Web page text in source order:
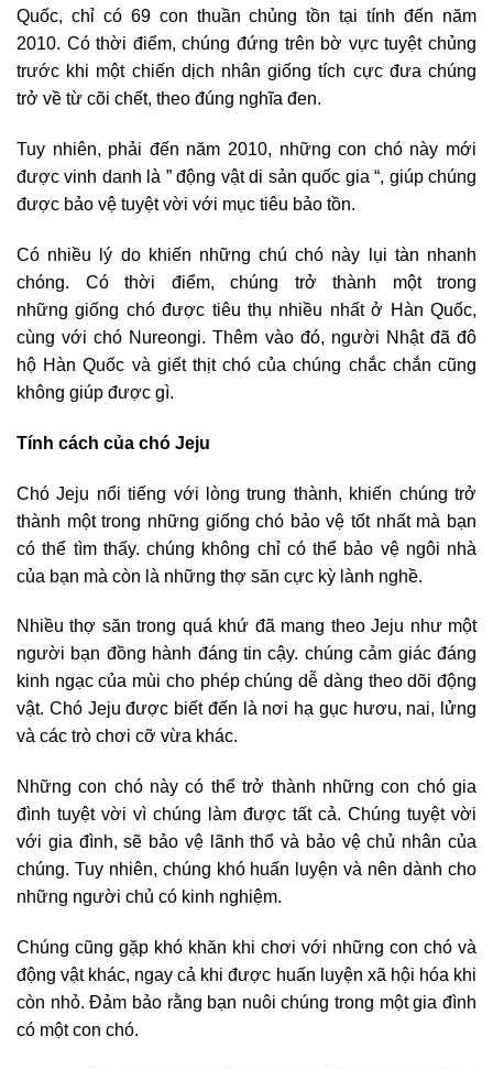
Quốc, chỉ có 69 con thuần chủng tồn tại tính đến năm
2010. Có thời điểm, chúng đứng trên bờ vực tuyệt chủng
trước khi một chiến dịch nhân giống tích cực đưa chúng
trở về từ cõi chết, theo đúng nghĩa đen.
Tuy nhiên, phải đến năm 2010, những con chó này mới
được vinh danh là ” động vật di sản quốc gia “, giúp chúng
được bảo vệ tuyệt vời với mục tiêu bảo tồn.
Có nhiều lý do khiến những chú chó này lụi tàn nhanh
chóng. Có thời điểm, chúng trở thành một trong
những giống chó được tiêu thụ nhiều nhất ở Hàn Quốc,
cùng với chó Nureongi. Thêm vào đó, người Nhật đã đô
hộ Hàn Quốc và giết thịt chó của chúng chắc chắn cũng
không giúp được gì.
Tính cách của chó Jeju
Chó Jeju nổi tiếng với lòng trung thành, khiến chúng trở
thành một trong những giống chó bảo vệ tốt nhất mà bạn
có thể tìm thấy. chúng không chỉ có thể bảo vệ ngôi nhà
của bạn mà còn là những thợ săn cực kỳ lành nghề.
Nhiều thợ săn trong quá khứ đã mang theo Jeju như một
người bạn đồng hành đáng tin cậy. chúng cảm giác đáng
kinh ngạc của mùi cho phép chúng dễ dàng theo dõi động
vật. Chó Jeju được biết đến là nơi hạ gục hươu, nai, lửng
và các trò chơi cỡ vừa khác.
Những con chó này có thể trở thành những con chó gia
đình tuyệt vời vì chúng làm được tất cả. Chúng tuyệt vời
với gia đình, sẽ bảo vệ lãnh thổ và bảo vệ chủ nhân của
chúng. Tuy nhiên, chúng khó huấn luyện và nên dành cho
những người chủ có kinh nghiệm.
Chúng cũng gặp khó khăn khi chơi với những con chó và
động vật khác, ngay cả khi được huấn luyện xã hội hóa khi
còn nhỏ. Đảm bảo rằng bạn nuôi chúng trong một gia đình
có một con chó.